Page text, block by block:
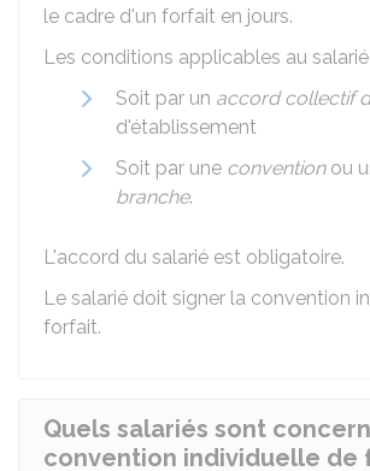
le cadre d'un forfait en jours.
Les conditions applicables au
Soit par un accord collectif
d'établissement
Soit par une conventionou
branche.
L'accord du salarié est obligatoire.
Le salarié doit signer la convention
forfait.
Quels salariés sont
convention individuelle de